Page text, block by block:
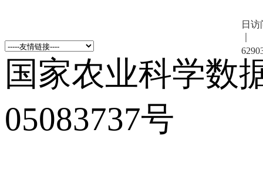
日访
国家农业科学数
05083737号